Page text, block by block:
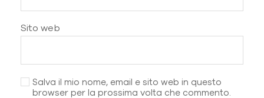
Sito web
Salva il mio nome, email e sito web in questo
browser per la prossima volta che commento.